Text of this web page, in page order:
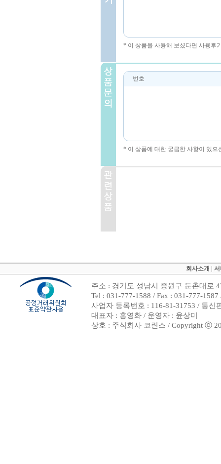
* 이 상품을 사용해 보셨다면 사용후
번호
* 이 상품에 대한 궁금한 사항이 있
회사소개
주소 : 경기도 성남시 중원구 둔촌대로
Tel : 031-777-1588 / Fax : 031-777-
사업자 등록번호 : 116-81-31753 / 통신
대표자 : 홍영화 / 운영자 : 윤상미
상호 : 주식회사 코린스 / Copyright ⓒ